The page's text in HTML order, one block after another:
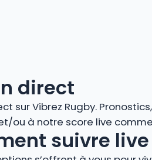
direct
sur Vibrez Rugby.
ou à notre score live
suivre